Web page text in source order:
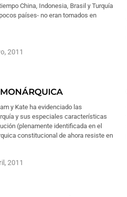
China, Indonesia, Brasil y Turquía
países- no eran tomados en
2011
y Kate ha evidenciado las
y sus especiales características
(plenamente identificada en el
constitucional de ahora resiste en
2011